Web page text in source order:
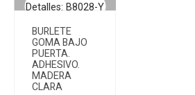
Detalles: B8028-Y
BURLETE
GOMA BAJO
PUERTA.
ADHESIVO.
MADERA
CLARA